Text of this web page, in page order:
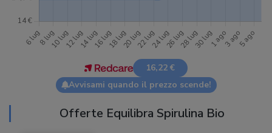
16,22 €
Avvisami quando il prezzo scende!
Offerte Equilibra Spirulina Bio